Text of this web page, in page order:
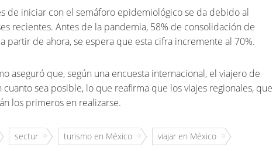
de iniciar con el semáforo epidemiológico se da debido al
recientes. Antes de la pandemia, 58% de consolidación de
partir de ahora, se espera que esta cifra incremente al 70%.
aseguró que, según una encuesta internacional, el viajero de
sea posible, lo que reafirma que los viajes regionales, que
los primeros en realizarse.
sectur turismo en México viajar en México